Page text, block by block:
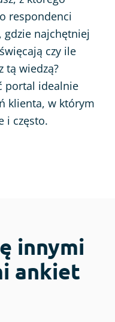
respondenci
gdzie najchętniej
czy ile
tą wiedzą?
portal idealnie
klienta, w którym
i często.
innymi
ankiet